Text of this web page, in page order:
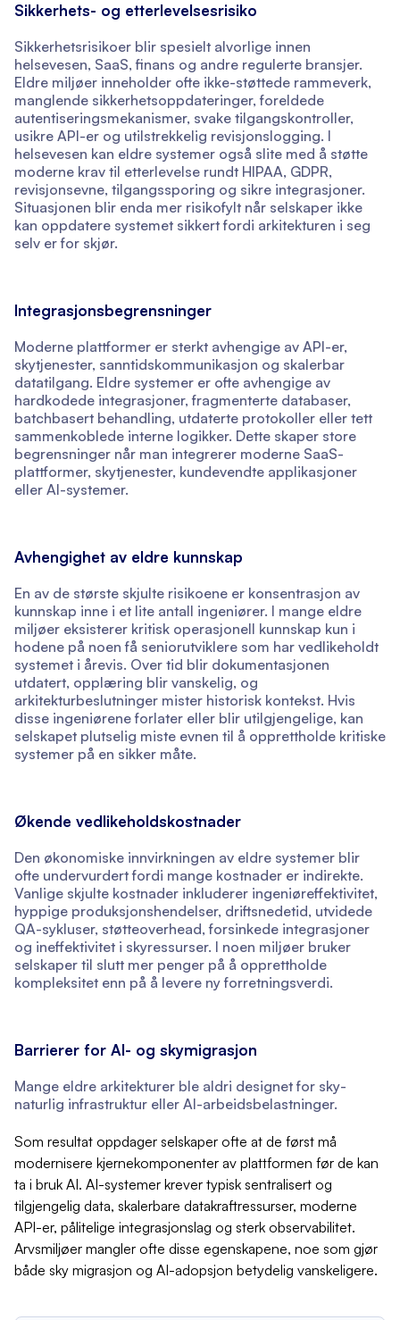
Sikkerhets- og etterlevelsesrisiko
Sikkerhetsrisikoer blir spesielt alvorlige innen
helsevesen, SaaS, finans og andre regulerte bransjer.
Eldre miljøer inneholder ofte ikke-støttede rammeverk,
manglende sikkerhetsoppdateringer, foreldede
autentiseringsmekanismer, svake tilgangskontroller,
usikre API-er og utilstrekkelig revisjonslogging. I
helsevesen kan eldre systemer også slite med å støtte
moderne krav til etterlevelse rundt HIPAA, GDPR,
revisjonsevne, tilgangssporing og sikre integrasjoner.
Situasjonen blir enda mer risikofylt når selskaper ikke
kan oppdatere systemet sikkert fordi arkitekturen i seg
selv er for skjør.
Integrasjonsbegrensninger
Moderne plattformer er sterkt avhengige av API-er,
skytjenester, sanntidskommunikasjon og skalerbar
datatilgang. Eldre systemer er ofte avhengige av
hardkodede integrasjoner, fragmenterte databaser,
batchbasert behandling, utdaterte protokoller eller tett
sammenkoblede interne logikker. Dette skaper store
begrensninger når man integrerer moderne SaaS-
plattformer, skytjenester, kundevendte applikasjoner
eller AI-systemer.
Avhengighet av eldre kunnskap
En av de største skjulte risikoene er konsentrasjon av
kunnskap inne i et lite antall ingeniører. I mange eldre
miljøer eksisterer kritisk operasjonell kunnskap kun i
hodene på noen få seniorutviklere som har vedlikeholdt
systemet i årevis. Over tid blir dokumentasjonen
utdatert, opplæring blir vanskelig, og
arkitekturbeslutninger mister historisk kontekst. Hvis
disse ingeniørene forlater eller blir utilgjengelige, kan
selskapet plutselig miste evnen til å opprettholde kritiske
systemer på en sikker måte.
Økende vedlikeholdskostnader
Den økonomiske innvirkningen av eldre systemer blir
ofte undervurdert fordi mange kostnader er indirekte.
Vanlige skjulte kostnader inkluderer ingeniøreffektivitet,
hyppige produksjonshendelser, driftsnedetid, utvidede
QA-sykluser, støtteoverhead, forsinkede integrasjoner
og ineffektivitet i skyressurser. I noen miljøer bruker
selskaper til slutt mer penger på å opprettholde
kompleksitet enn på å levere ny forretningsverdi.
Barrierer for AI- og skymigrasjon
Mange eldre arkitekturer ble aldri designet for sky-
naturlig infrastruktur eller AI-arbeidsbelastninger.
Som resultat oppdager selskaper ofte at de først må
modernisere kjernekomponenter av plattformen før de kan
ta i bruk AI. AI-systemer krever typisk sentralisert og
tilgjengelig data, skalerbare datakraftressurser, moderne
API-er, pålitelige integrasjonslag og sterk observabilitet.
Arvsmiljøer mangler ofte disse egenskapene, noe som gjør
både sky migrasjon og AI-adopsjon betydelig vanskeligere.